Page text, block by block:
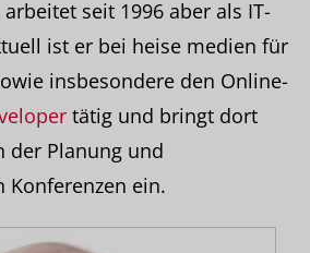
seit 1996 aber als IT-
ist er bei heise medien für
insbesondere den Online-
tätig und bringt dort
der Planung und
Konferenzen ein.